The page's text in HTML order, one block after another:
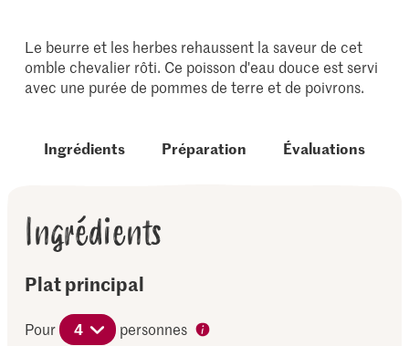
Le beurre et les herbes rehaussent la saveur de cet
omble chevalier rôti. Ce poisson d'eau douce est servi
avec une purée de pommes de terre et de poivrons.
Ingrédients Préparation Évaluations
Ingrédients
Plat principal
Pour 4 personnes